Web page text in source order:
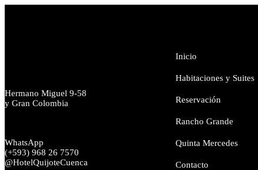
Hermano Miguel 9-58
y Gran Colombia
WhatsApp
(+593) 968 26 7570
@HotelQuijoteCuenca
Inicio
Habitaciones y Suites
Reservación
Rancho Grande
Quinta Mercedes
Contacto